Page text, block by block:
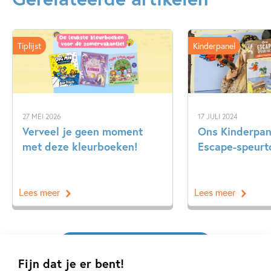
Fijn dat je er bent!
ontwikkelen!
Zelfvertrouwen & weerbaarheid
Wouter de Jong
Hein de Kort
27 MEI 2026
Verveel je geen moment
met deze kleurboeken!
Tiplijst
Lees meer
17 JULI 2024
Ons
Escape-
Kinderpanel
Lees meer